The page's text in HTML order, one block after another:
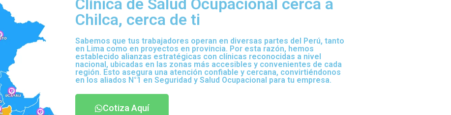
Clínica de Salud Ocupacional cerca a
Chilca, cerca de ti
Sabemos que tus trabajadores operan en diversas partes del Perú, tanto
en Lima como en proyectos en provincia. Por esta razón, hemos
establecido alianzas estratégicas con clínicas reconocidas a nivel
nacional, ubicadas en las zonas más accesibles y convenientes de cada
región. Esto asegura una atención confiable y cercana, convirtiéndonos
en los aliados N°1 en Seguridad y Salud Ocupacional para tu empresa.
Cotiza Aquí